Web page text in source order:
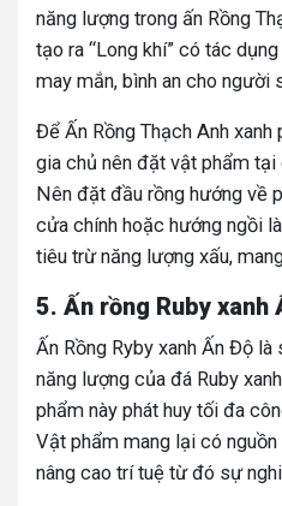
năng lượng trong ấn Rồng
tạo ra “Long khí” có tác
may mắn, bình an cho người
Để Ấn Rồng Thạch Anh
gia chủ nên đặt vật phẩm
Nên đặt đầu rồng hướng về
cửa chính hoặc hướng ngồi
tiêu trừ năng lượng xấu,
5. Ấn rồng Ruby xanh
Ấn Rồng Ryby xanh Ấn Độ
năng lượng của đá Ruby
phẩm này phát huy tối đa
Vật phẩm mang lại có
nâng cao trí tuệ từ đó sự